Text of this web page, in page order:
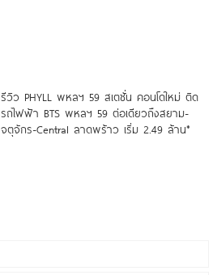
รีวิว PHYLL พหลฯ 59 สเตชั่น คอนโดใหม่ ติด
รถไฟฟ้า BTS พหลฯ 59 ต่อเดียวถึงสยาม-
จตุจักร-Central ลาดพร้าว เริ่ม 2.49 ล้าน*